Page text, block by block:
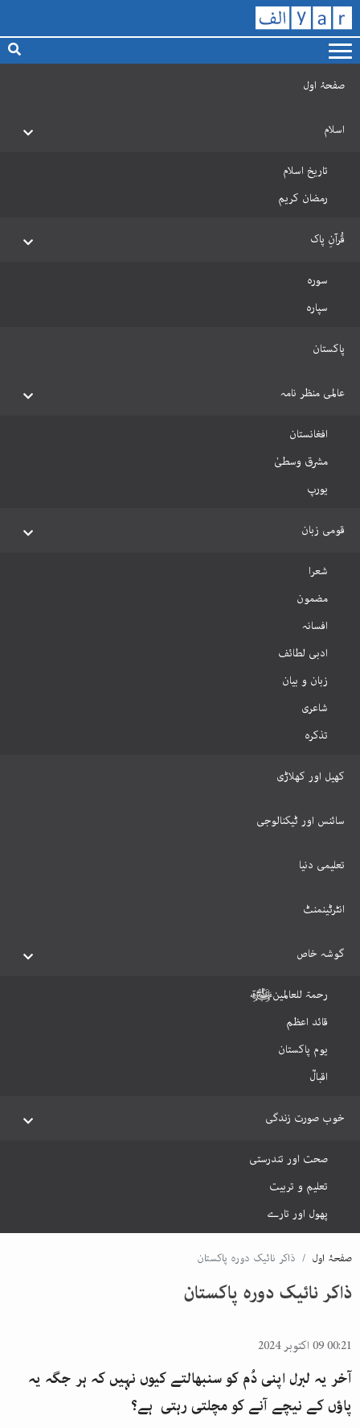
صفحۂ اول
اسلام
تاریخ اسلام
رمضان کریم
قُرآنِ پاک
سورہ
سپارہ
پاکستان
عالمی منظر نامہ
افغانستان
مشرق وسطیٰ
یورپ
قومی زبان
شعرا
مضمون
افسانہ
ادبی لطائف
زبان و بیان
شاعری
تذکرہ
کھیل اور کھلاڑی
سائنس اور ٹیکنالوجی
تعلیمی دنیا
انٹرٹینمنٹ
گوشہ خاص
رحمۃ للعالمینﷺ
قائد اعظم
یوم پاکستان
اقبالؒ
خوب صورت زندگی
صحت اور تندرستی
تعلیم و تربیت
پھول اور تارے
صفحۂ اول ذاکر نائیک دورہ پاکستان
ذاکر نائیک دورہ پاکستان
00:21 09 اکتوبر 2024
آخر یہ لبرل اپنی دُم کو سنبھالتے کیوں نہیں کہ ہر جگہ یہ
پاؤں کے نیچے آنے کو مچلتی رہتی ہے؟